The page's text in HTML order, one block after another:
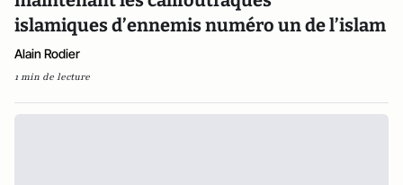
islamiques d’ennemis numéro un de l’islam
Alain Rodier
1 min de lecture